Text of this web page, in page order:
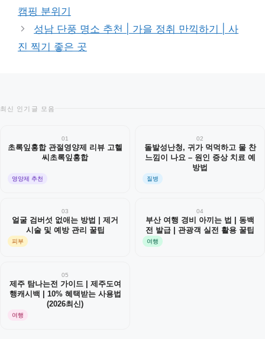
캠핑 분위기
성남 단풍 명소 추천 | 가을 정취 만끽하기 | 사
진 찍기 좋은 곳
최신 인기글 모음
01
초록잎홍합 관절영양제 리뷰 고헬
씨초록잎홍합
영양제 추천
02
돌발성난청, 귀가 먹먹하고 물 찬
느낌이 나요 – 원인 증상 치료 예
방법
질병
03
얼굴 검버섯 없애는 방법 | 제거
시술 및 예방 관리 꿀팁
피부
04
부산 여행 경비 아끼는 법 | 동백
전 발급 | 관광객 실전 활용 꿀팁
여행
05
제주 탐나는전 가이드 | 제주도여
행캐시백 | 10% 혜택받는 사용법
(2026최신)
여행